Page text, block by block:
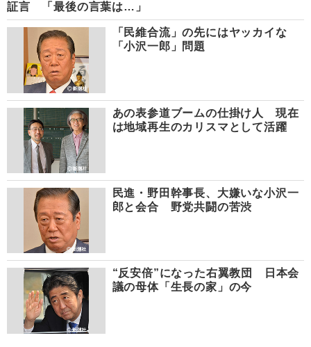
証言 「最後の言葉は…」
「民維合流」の先にはヤッカイな
「小沢一郎」問題
あの表参道ブームの仕掛け人 現在
は地域再生のカリスマとして活躍
民進・野田幹事長、大嫌いな小沢一
郎と会合 野党共闘の苦渋
“反安倍”になった右翼教団 日本会
議の母体「生長の家」の今